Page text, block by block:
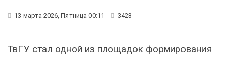
13 марта 2026, Пятница 00:11 3423
ТвГУ стал одной из площадок формирования